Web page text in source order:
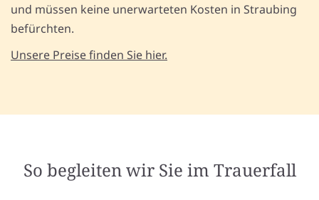
und müssen keine unerwarteten Kosten in Straubing
befürchten.
Unsere Preise finden Sie hier.
So begleiten wir Sie im Trauerfall